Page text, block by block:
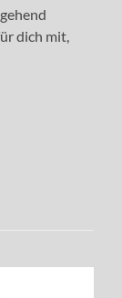
dich mit,